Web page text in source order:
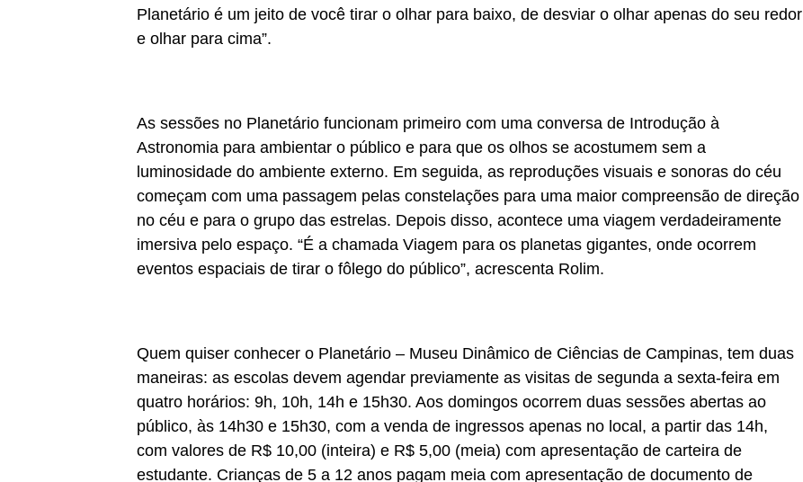
Planetário é um jeito de você tirar o olhar para baixo, de desviar o olhar apenas do seu redor
e olhar para cima”.
As sessões no Planetário funcionam primeiro com uma conversa de Introdução à
Astronomia para ambientar o público e para que os olhos se acostumem sem a
luminosidade do ambiente externo. Em seguida, as reproduções visuais e sonoras do céu
começam com uma passagem pelas constelações para uma maior compreensão de direção
no céu e para o grupo das estrelas. Depois disso, acontece uma viagem verdadeiramente
imersiva pelo espaço. “É a chamada Viagem para os planetas gigantes, onde ocorrem
eventos espaciais de tirar o fôlego do público”, acrescenta Rolim.
Quem quiser conhecer o Planetário – Museu Dinâmico de Ciências de Campinas, tem duas
maneiras: as escolas devem agendar previamente as visitas de segunda a sexta-feira em
quatro horários: 9h, 10h, 14h e 15h30. Aos domingos ocorrem duas sessões abertas ao
público, às 14h30 e 15h30, com a venda de ingressos apenas no local, a partir das 14h,
com valores de R$ 10,00 (inteira) e R$ 5,00 (meia) com apresentação de carteira de
estudante. Crianças de 5 a 12 anos pagam meia com apresentação de documento de